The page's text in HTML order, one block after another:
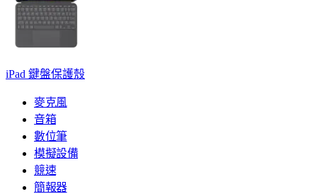
iPad 鍵盤保護殼
麥克風
音箱
數位筆
模擬設備
競速
簡報器